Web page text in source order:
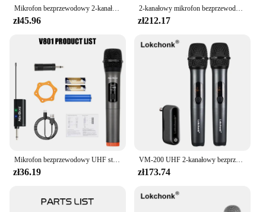
Mikrofon bezprzewodowy 2-kanałowy mikrofon ręczny mikrofon UHF o stałej częstotliwości mikrofon kondensujący do imprezowego pokazu Karaoke
zł45.96
2-kanałowy mikrofon bezprzewodowy UHF podwójny ręczny dynamiczny System mikrofonowy Karaoke 30m na spotkanie głośnik PA szkoły kościelnej
zł212.17
Mikrofon bezprzewodowy UHF stała częstotliwość 2 kanały ręczny mikrofon mikrofon na imprezę Karaoke profesjonalne spotkanie kościelne
zł36.19
VM-200 UHF 2-kanałowy bezprzewodowy System mikrofonowy z akumulatorowym odbiornikiem ręczny mikrofon do Karaoke Church Party DJ
zł173.74